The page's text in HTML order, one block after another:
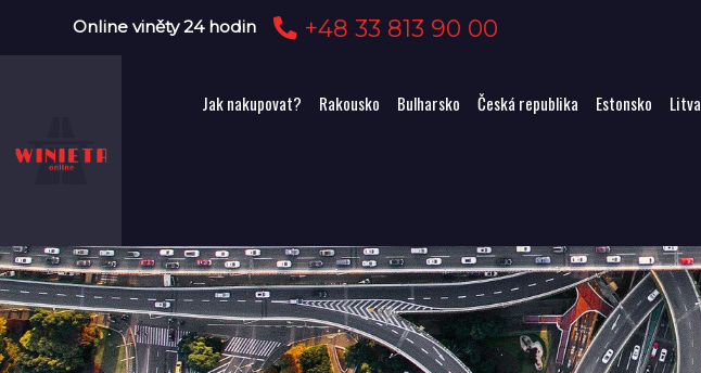
Online viněty 24 hodin +48 33 813 90 00
Jak nakupovat? Rakousko Bulharsko Česká republika Estonsko Litva